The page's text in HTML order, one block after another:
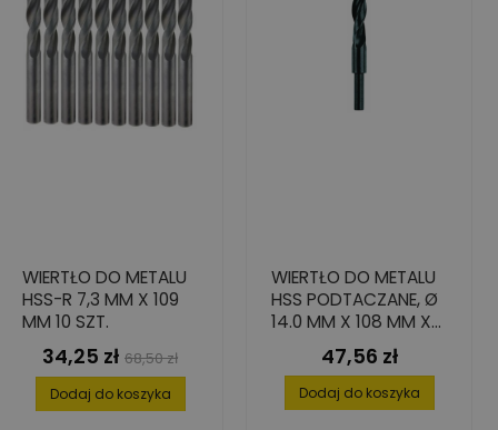
WIERTŁO DO METALU
HSS-R 7,3 MM X 109
MM 10 SZT.
Cena
34,25 zł Cena
podstawowa
68,50 zł
Dodaj do koszyka
WIERTŁO DO METALU
HSS PODTACZANE, Ø
14.0 MM X 108 MM X
160 MM (1 SZT.)
Cena
47,56 zł
Dodaj do koszyka